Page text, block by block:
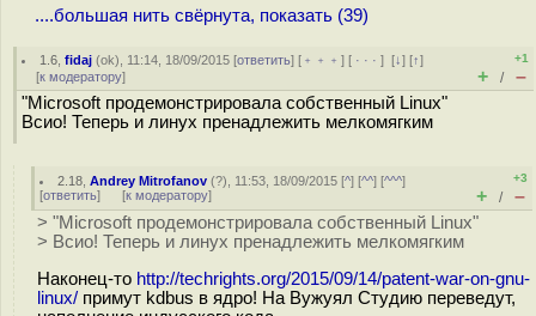
....большая нить свёрнута, показать (39)
1.6 ,fidaj (ok), 11:14, 18/09/2015 [ответить] [ ﹢﹢﹢] [ · · ·][↓] [↑]
[к модератору]
+1
+ / –
"Microsoft продемонстрировала собственный Linux"
Всио! Теперь и линух пренадлежить мелкомягким
2.18 ,Andrey Mitrofanov (?), 11:53, 18/09/2015 [^] [^^] [^^^]
[ответить] [к модератору]
+3
+ / –
> "Microsoft продемонстрировала собственный Linux"
> Всио! Теперь и линух пренадлежить мелкомягким
Наконец-то http://techrights.org/2015/09/14/patent-war-on-gnu-
linux/ примут kdbus в ядро! На Вужуял Студию переведут,